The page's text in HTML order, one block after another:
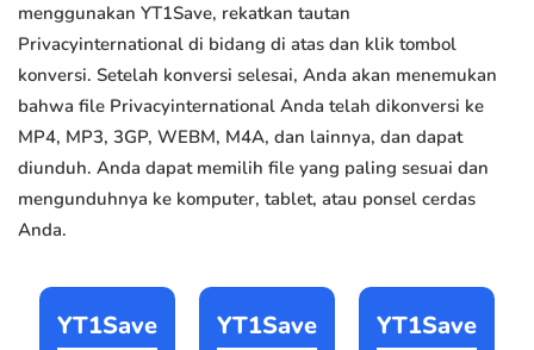
menggunakan YT1Save, rekatkan tautan
Privacyinternational di bidang di atas dan klik tombol
konversi. Setelah konversi selesai, Anda akan menemukan
bahwa file Privacyinternational Anda telah dikonversi ke
MP4, MP3, 3GP, WEBM, M4A, dan lainnya, dan dapat
diunduh. Anda dapat memilih file yang paling sesuai dan
mengunduhnya ke komputer, tablet, atau ponsel cerdas
Anda.
YT1Save YT1Save YT1Save